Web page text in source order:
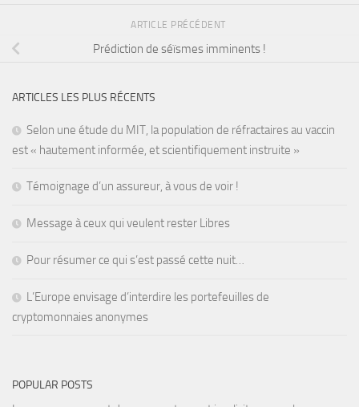
ARTICLE PRÉCÉDENT
Prédiction de séïsmes imminents !
ARTICLES LES PLUS RÉCENTS
Selon une étude du MIT, la population de réfractaires au vaccin
est « hautement informée, et scientifiquement instruite »
Témoignage d’un assureur, à vous de voir !
Message à ceux qui veulent rester Libres
Pour résumer ce qui s’est passé cette nuit…
L’Europe envisage d’interdire les portefeuilles de
cryptomonnaies anonymes
POPULAR POSTS